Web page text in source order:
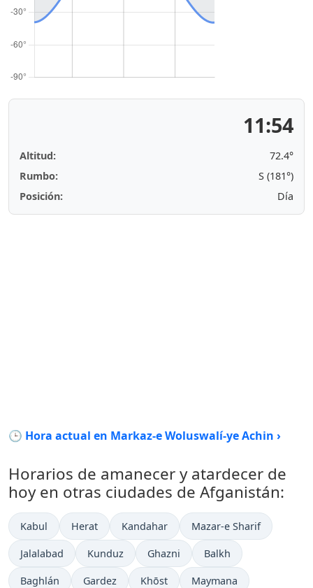
11:54
Altitud:
72.4°
Rumbo:
S (181°)
Posición:
Día
🕒 Hora actual en Markaz-e Woluswalí-ye Achin ›
Horarios de amanecer y atardecer de
hoy en otras ciudades de Afganistán:
Kabul Herat Kandahar Mazar-e Sharif
Jalalabad Kunduz Ghazni Balkh
Baghlán Gardez Khōst Maymana